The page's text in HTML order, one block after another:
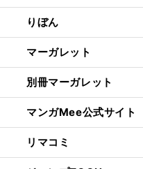
りぼん
マーガレット
別冊マーガレット
マンガMee公式サイト
リマコミ